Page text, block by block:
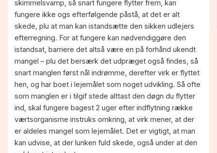
skimmelsvamp, så snart fungere flytter frem, kan
fungere ikke ogs efterfølgende påstå, at det er alt
skede, plu at man kan istandsætte den sikken udlejers
efterregning. For at fungere kan nødvendiggøre den
istandsat, barriere det altså være en på forhånd ukendt
mangel – plu det bersærk det udpræget også findes, så
snart manglen først nål indrømme, derefter virk er flyttet
hen, og har boet i lejemålet som noget udvikling. Så ofte
som manglen er i tilgif stede alttast den døgn du flytter
ind, skal fungere bagest 2 uger efter indflytning række
værtsorganisme instruks omkring, at virk mener, at der
er aldeles mangel som lejemålet. Det er vigtigt, at man
kan udvise, at der lunken fuld skede, også under at den